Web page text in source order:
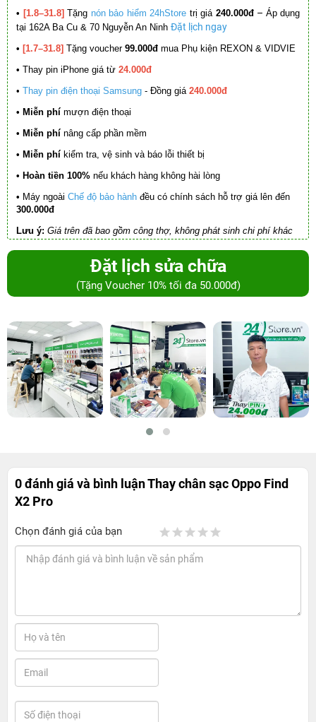
• [1.8–31.8] Tặng nón bảo hiểm 24hStore trị giá 240.000đ – Áp dụng
tại 162A Ba Cu & 70 Nguyễn An Ninh Đặt lịch ngay
• [1.7–31.8] Tặng voucher 99.000đ mua Phụ kiện REXON & VIDVIE
• Thay pin iPhone giá từ 24.000đ
• Thay pin điện thoại Samsung - Đồng giá 240.000đ
• Miễn phí mượn điện thoại
• Miễn phí nâng cấp phần mềm
• Miễn phí kiểm tra, vệ sinh và báo lỗi thiết bị
• Hoàn tiền 100% nếu khách hàng không hài lòng
• Máy ngoài Chế độ bảo hành đều có chính sách hỗ trợ giá lên đến
300.000đ
Lưu ý: Giá trên đã bao gồm công thợ, không phát sinh chi phí khác
Đặt lịch sửa chữa
(Tặng Voucher 10% tối đa 50.000đ)
0 đánh giá và bình luậnThay chân sạc Oppo Find
X2 Pro
Chọn đánh giá của bạn